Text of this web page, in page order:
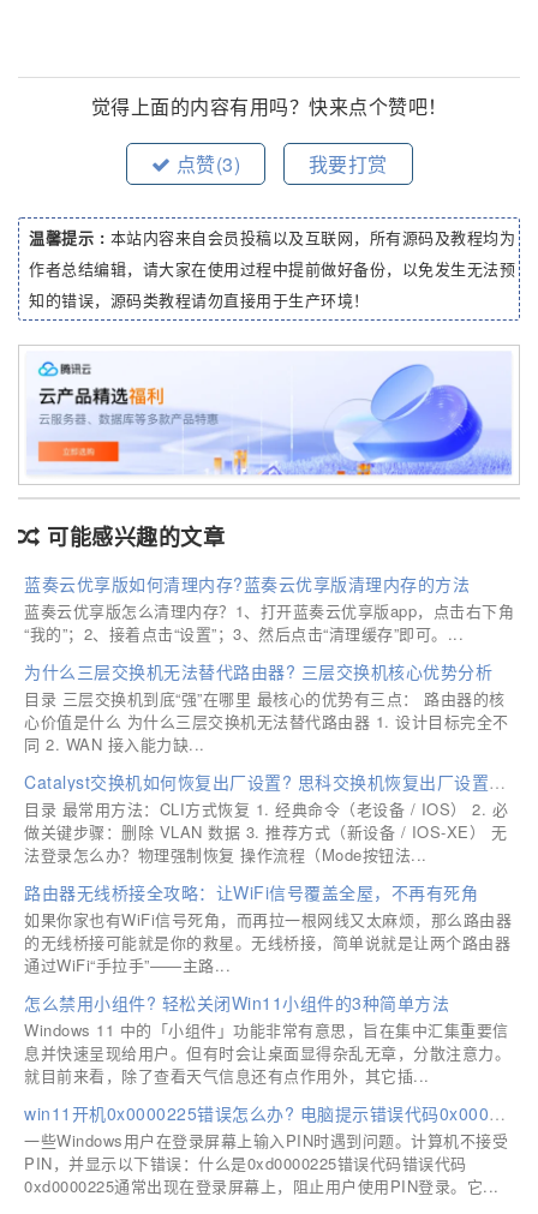
觉得上面的内容有用吗？快来点个赞吧！
点赞(3) 我要打赏
温馨提示 : 本站内容来自会员投稿以及互联网，所有源码及教程均为
作者总结编辑，请大家在使用过程中提前做好备份，以免发生无法预
知的错误，源码类教程请勿直接用于生产环境！
可能感兴趣的文章
蓝奏云优享版如何清理内存?蓝奏云优享版清理内存的方法
蓝奏云优享版怎么清理内存？1、打开蓝奏云优享版app，点击右下角
“我的”；2、接着点击“设置”；3、然后点击“清理缓存”即可。...
为什么三层交换机无法替代路由器? 三层交换机核心优势分析
目录 三层交换机到底“强”在哪里 最核心的优势有三点： 路由器的核
心价值是什么 为什么三层交换机无法替代路由器 1. 设计目标完全不
同 2. WAN 接入能力缺...
Catalyst交换机如何恢复出厂设置? 思科交换机恢复出厂设置全攻略
目录 最常用方法：CLI方式恢复 1. 经典命令（老设备 / IOS） 2. 必
做关键步骤：删除 VLAN 数据 3. 推荐方式（新设备 / IOS-XE） 无
法登录怎么办？物理强制恢复 操作流程（Mode按钮法...
路由器无线桥接全攻略：让WiFi信号覆盖全屋，不再有死角
如果你家也有WiFi信号死角，而再拉一根网线又太麻烦，那么路由器
的无线桥接可能就是你的救星。无线桥接，简单说就是让两个路由器
通过WiFi“手拉手”——主路...
怎么禁用小组件? 轻松关闭Win11小组件的3种简单方法
Windows 11 中的「小组件」功能非常有意思，旨在集中汇集重要信
息并快速呈现给用户。但有时会让桌面显得杂乱无章，分散注意力。
就目前来看，除了查看天气信息还有点作用外，其它插...
win11开机0x0000225错误怎么办? 电脑提示错误代码0x0000225解决方法
一些Windows用户在登录屏幕上输入PIN时遇到问题。计算机不接受
PIN，并显示以下错误：什么是0xd0000225错误代码错误代码
0xd0000225通常出现在登录屏幕上，阻止用户使用PIN登录。它...